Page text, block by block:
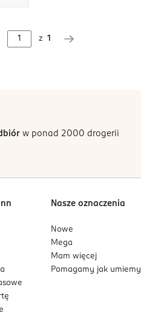
z 1
w ponad 2000 drogerii
Nasze oznaczenia
Nowe
Mega
Mam więcej
Pomagamy jak umiemy